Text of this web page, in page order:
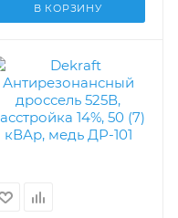
В КОРЗИНУ